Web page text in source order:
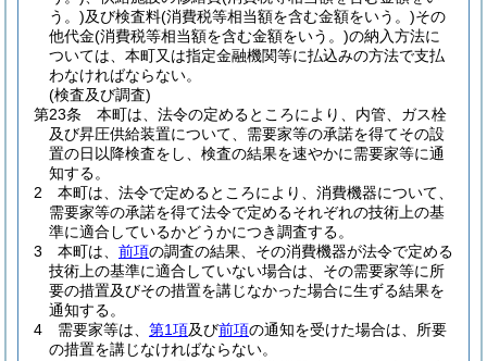
う。)及び検査料(消費税等相当額を含む金額をいう。)その
他代金(消費税等相当額を含む金額をいう。)の納入方法に
ついては、本町又は指定金融機関等に払込みの方法で支払
わなければならない。
(検査及び調査)
第23条
本町は、法令の定めるところにより、内管、ガス栓
及び昇圧供給装置について、需要家等の承諾を得てその設
置の日以降検査をし、検査の結果を速やかに需要家等に通
知する。
2
本町は、法令で定めるところにより、消費機器について、
需要家等の承諾を得て法令で定めるそれぞれの技術上の基
準に適合しているかどうかにつき調査する。
3
本町は、 前項の調査の結果、その消費機器が法令で定める
技術上の基準に適合していない場合は、その需要家等に所
要の措置及びその措置を講じなかった場合に生ずる結果を
通知する。
4
需要家等は、 第1項及び前項の通知を受けた場合は、所要
の措置を講じなければならない。